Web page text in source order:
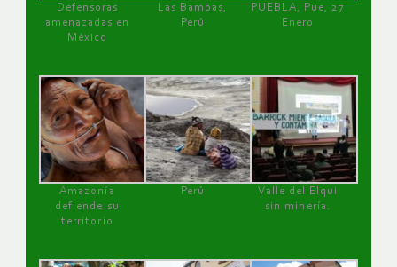
Defensoras
amenazadas en
México
Las Bambas,
Perú
PUEBLA, Pue, 27
Enero
Amazonía
defiende su
territorio
Perú
Valle del Elqui
sin minería.